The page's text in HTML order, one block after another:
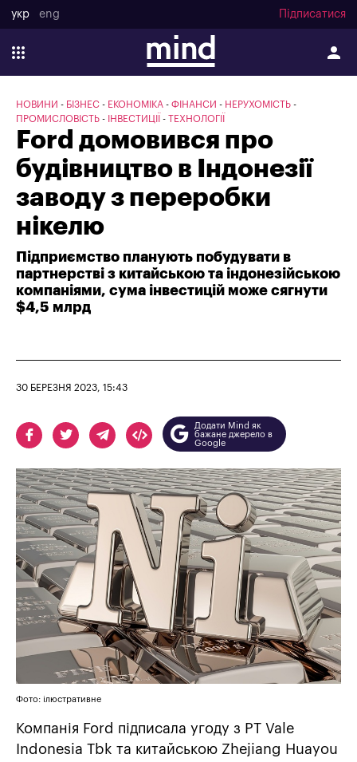
укр eng Підписатися
НОВИНИ БІЗНЕС ЕКОНОМІКА ФІНАНСИ
НЕРУХОМІСТЬ
ПРОМИСЛОВІСТЬ
ІНВЕСТИЦІЇ ТЕХНОЛОГІЇ
Ford домовився про
будівництво в Індонезії
заводу з переробки
нікелю
Підприємство планують побудувати в
партнерстві з китайською та індонезійською
компаніями, сума інвестицій може сягнути
$4,5 млрд
30 БЕРЕЗНЯ 2023, 15:43
Додати Mind як
бажане джерело в
Google
Фото: ілюстративне
Компанія Ford підписала угоду з PT Vale
Indonesia Tbk та китайською Zhejiang Huayou